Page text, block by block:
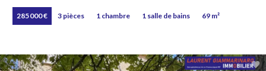
285 000 € 3 pièces 1 chambre 1 salle de bains 69 m²